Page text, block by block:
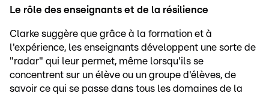
Le rôle des enseignants et de la résilience
Clarke suggère que grâce à la formation et à
l'expérience, les enseignants développent une sorte de
"radar" qui leur permet, même lorsqu'ils se
concentrent sur un élève ou un groupe d'élèves, de
savoir ce qui se passe dans tous les domaines de la